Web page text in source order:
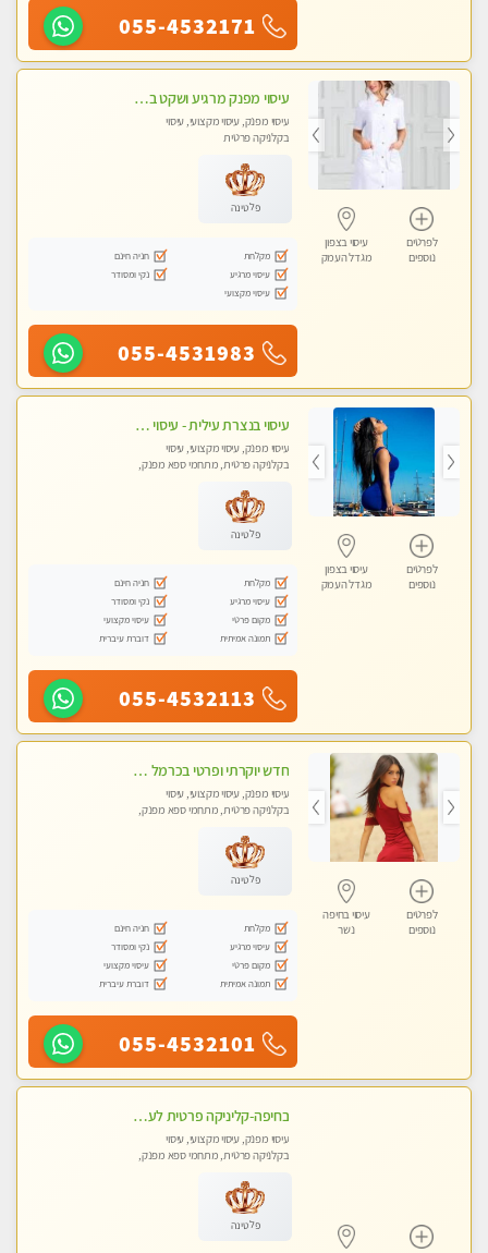
055-4532171
לפרטים
נוספים
עיסוי בצפון
מגדל העמק
עיסוי מפנק מרגיע ושקט במקום מדהים עיסוי מושקע מאוד
עיסוי מפנק, עיסוי מקצועי, עיסוי
בקלניקה פרטית
פלטינה
מקלחת
חניה חינם
עיסוי מרגיע
נקי ומסודר
עיסוי מקצועי
055-4531983
לפרטים
נוספים
עיסוי בצפון
מגדל העמק
עיסוי בנצרת עילית - עיסוי מפנק ומקצועי ומרגיע ושקט במקום מדהים עיסוי מושקע מאוד
עיסוי מפנק, עיסוי מקצועי, עיסוי
בקלניקה פרטית, מתחמי ספא מפנק,
פלטינה
מקלחת
חניה חינם
עיסוי מרגיע
נקי ומסודר
מקום פרטי
עיסוי מקצועי
תמונה אמיתית
דוברת עיברית
055-4532113
לפרטים
נוספים
עיסוי בחיפה
נשר
חדש יוקרתי ופרטי בכרמל חיפה! פנקו את עצמכם ברוגע פינוק וחוויה בלתי נשכחת באווירה נעימה ...ללא מין !
עיסוי מפנק, עיסוי מקצועי, עיסוי
בקלניקה פרטית, מתחמי ספא מפנק,
פלטינה
מקלחת
חניה חינם
עיסוי מרגיע
נקי ומסודר
מקום פרטי
עיסוי מקצועי
תמונה אמיתית
דוברת עיברית
055-4532101
בחיפה-קליניקה פרטית לעיסוי מקצועי ואלטרנטיבי ברמה גבוהה VIP תתקשר ..... highly recommended..new in the city
עיסוי מפנק, עיסוי מקצועי, עיסוי
בקלניקה פרטית, מתחמי ספא מפנק,
פלטינה